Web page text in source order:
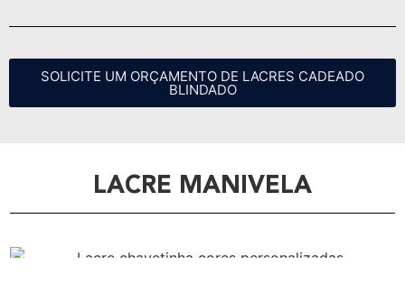
SOLICITE UM ORÇAMENTO DE LACRES CADEADO
BLINDADO
LACRE MANIVELA